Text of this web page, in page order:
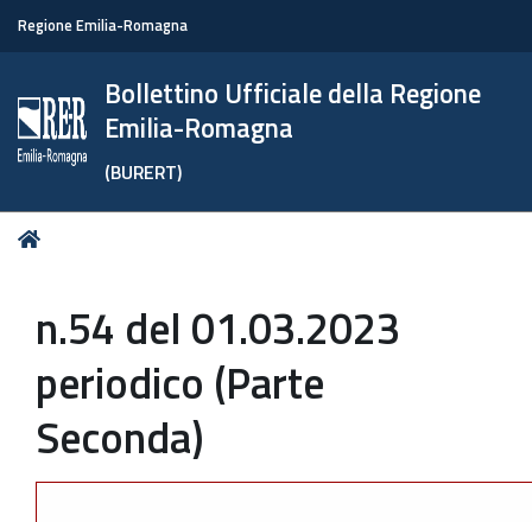
Regione Emilia-Romagna
Bollettino Ufficiale della Regione
Emilia-Romagna
(BURERT)
Tu
n.54 del 01.03.2023
periodico (Parte
Seconda)